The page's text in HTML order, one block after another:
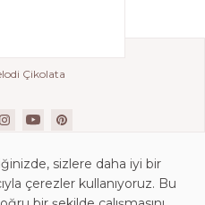
Çikolata
sizlere daha iyi bir
çerezler kullanıyoruz. Bu